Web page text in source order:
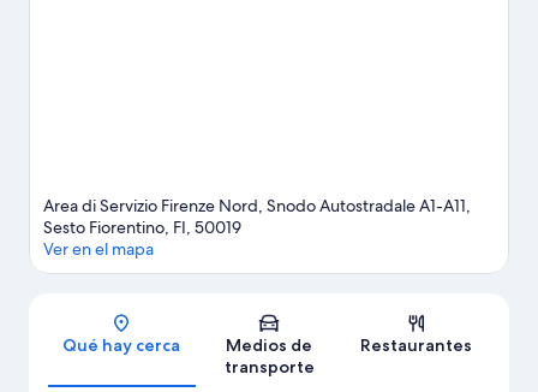
Area di Servizio Firenze Nord, Snodo Autostradale A1-A11,
Sesto Fiorentino, FI, 50019
Ver en el mapa
Qué hay cerca
Medios de
transporte
Restaurantes